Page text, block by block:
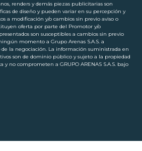
renders y demás piezas publicitarias son
de diseño y pueden variar en su percepción y
a modificación y/o cambios sin previo aviso o
oferta por parte del Promotor y/o
son susceptibles a cambios sin previo
momento a Grupo Arenas S.A.S. a
la negociación. La información suministrada en
son de dominio público y sujeto a la propiedad
no comprometen a GRUPO ARENAS S.A.S. bajo